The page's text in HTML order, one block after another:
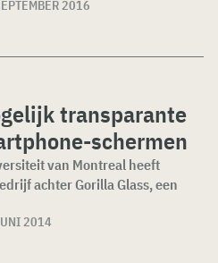
2016
transparante
schermen
van Montreal heeft
achter Gorilla Glass, een
2014